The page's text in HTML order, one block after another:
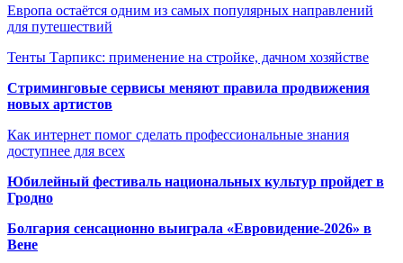
Европа остаётся одним из самых популярных направлений
для путешествий
Тенты Тарпикс: применение на стройке, дачном хозяйстве
Стриминговые сервисы меняют правила продвижения
новых артистов
Как интернет помог сделать профессиональные знания
доступнее для всех
Юбилейный фестиваль национальных культур пройдет в
Гродно
Болгария сенсационно выиграла «Евровидение-2026» в
Вене